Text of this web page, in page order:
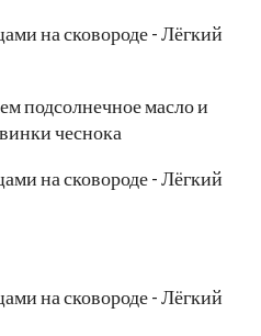
подсолнечное масло и
чеснока